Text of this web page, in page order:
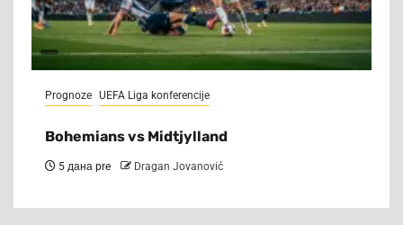
Prognoze UEFA Liga konferencije
Bohemians vs Midtjylland
5 дана pre Dragan Jovanović